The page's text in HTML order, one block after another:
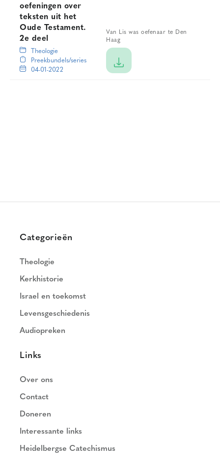
oefeningen over
teksten uit het
Oude Testament.
2e deel
Van Lis was oefenaar te Den
Haag
Theologie
Preekbundels/series
04-01-2022
Categorieën
Theologie
Kerkhistorie
Israel en toekomst
Levensgeschiedenis
Audiopreken
Links
Over ons
Contact
Doneren
Interessante links
Heidelbergse Catechismus